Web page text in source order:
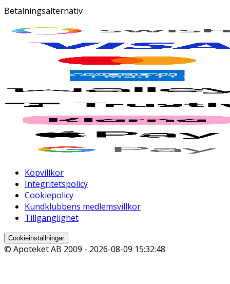
Betalningsalternativ
Köpvillkor
Integritetspolicy
Cookiepolicy
Kundklubbens medlemsvillkor
Tillgänglighet
Cookieinställningar
© Apoteket AB 2009 - 2026-08-09 15:32:48